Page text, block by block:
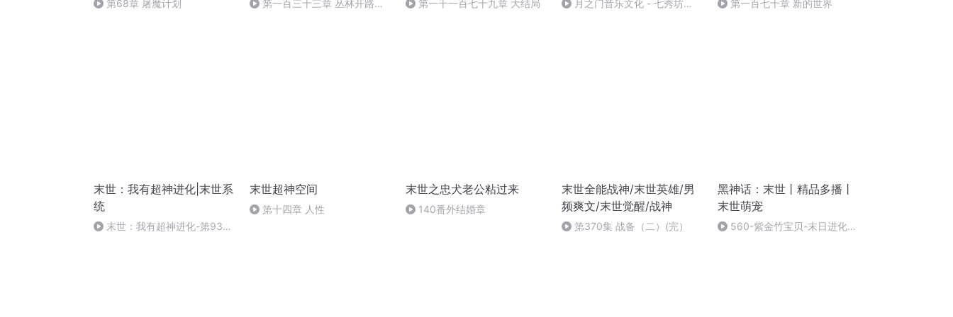
第68章 屠魔计划
第一百三十三章 丛林开路
第一千一百七十九章 大结局
月之门音乐文化 - 七秀坊
第一百七十章 新的世界
末世：我有超神进化|末世系
统
末世：我有超神进化-第933
末世超神空间
第十四章 人性
末世之忠犬老公粘过来
140番外结婚章
末世全能战神/末世英雄/男
频爽文/末世觉醒/战神
第370集 战备（二）(完）
黑神话：末世丨精品多播丨
末世萌宠
560-紫金竹宝贝-末日进化